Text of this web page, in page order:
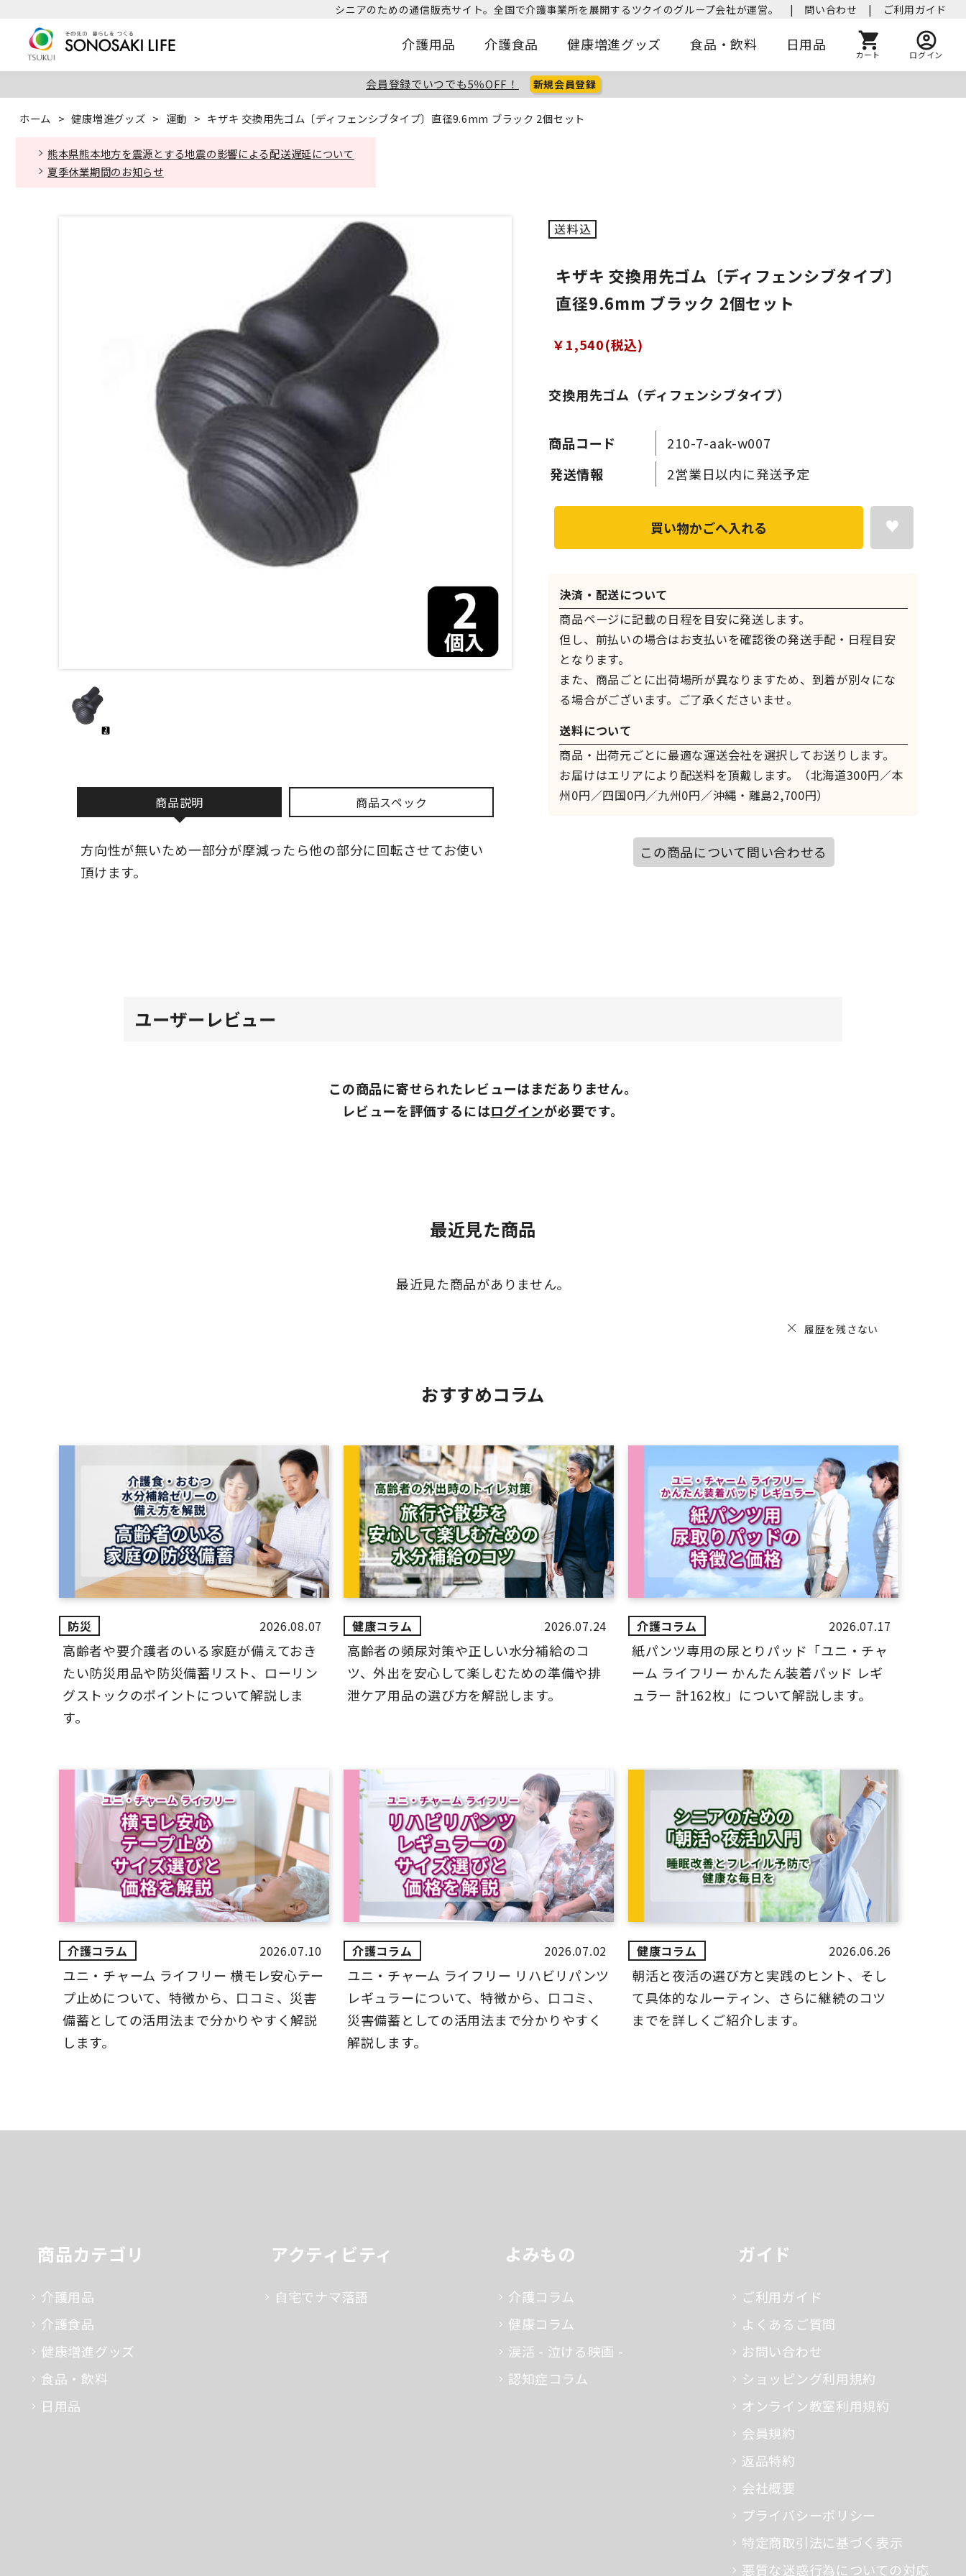
シニアのための通信販売サイト。全国で介護事業所を展開するツクイのグループ会社が運営。 | 問い合わせ | ご利用ガイド
介護用品 介護食品 健康増進グッズ 食品・飲料 日用品
カート ログイン
会員登録でいつでも5％OFF！ 新規会員登録
ホーム > 健康増進グッズ > 運動 > キザキ 交換用先ゴム〔ディフェンシブタイプ〕直径9.6mm ブラック 2個セット
熊本県熊本地方を震源とする地震の影響による配送遅延について
夏季休業期間のお知らせ
商品説明 商品スペック
方向性が無いため一部分が摩減ったら他の部分に回転させてお使い
頂けます。
交換用先ゴム（ディフェンシブタイプ）
キザキ 交換用先ゴム〔ディフェンシブタイプ〕
直径9.6mm ブラック 2個セット
￥1,540(税込)
商品コード
210-7-aak-w007
2営業日以内に発送予定
決済・配送について
商品ページに記載の日程を目安に発送します。
但し、前払いの場合はお支払いを確認後の発送手配・日程目安
となります。
また、商品ごとに出荷場所が異なりますため、到着が別々にな
る場合がございます。ご了承くださいませ。
送料について
商品・出荷元ごとに最適な運送会社を選択してお送りします。
お届けはエリアにより配送料を頂戴します。（北海道300円／本
州0円／四国0円／九州0円／沖縄・離島2,700円）
買い物かごへ入れる
この商品について問い合わせる
ユーザーレビュー
この商品に寄せられたレビューはまだありません。
レビューを評価するにはログインが必要です。
最近見た商品
最近見た商品がありません。
履歴を残さない
おすすめコラム
2026.08.07
高齢者や要介護者のいる家庭が備えておき
たい防災用品や防災備蓄リスト、ローリン
グストックのポイントについて解説しま
す。
2026.07.24
高齢者の頻尿対策や正しい水分補給のコ
ツ、外出を安心して楽しむための準備や排
泄ケア用品の選び方を解説します。
2026.07.17
紙パンツ専用の尿とりパッド「ユニ・チャ
ーム ライフリー かんたん装着パッド レギ
ュラー 計162枚」について解説します。
2026.07.10
ユニ・チャーム ライフリー 横モレ安心テー
プ止めについて、特徴から、口コミ、災害
備蓄としての活用法まで分かりやすく解説
します。
2026.07.02
ユニ・チャーム ライフリー リハビリパンツ
レギュラーについて、特徴から、口コミ、
災害備蓄としての活用法まで分かりやすく
解説します。
2026.06.26
朝活と夜活の選び方と実践のヒント、そし
て具体的なルーティン、さらに継続のコツ
までを詳しくご紹介します。
商品カテゴリ
介護用品
介護食品
健康増進グッズ
食品・飲料
日用品
アクティビティ
自宅でナマ落語
よみもの
介護コラム
健康コラム
涙活 - 泣ける映画 -
認知症コラム
ガイド
ご利用ガイド
よくあるご質問
お問い合わせ
ショッピング利用規約
オンライン教室利用規約
会員規約
返品特約
会社概要
プライバシーポリシー
特定商取引法に基づく表示
悪質な迷惑行為についての対応